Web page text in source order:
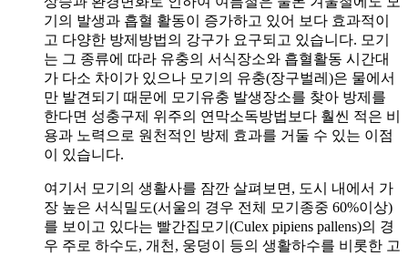
기의 발생과 흡혈 활동이 증가하고 있어 보다 효과적이
고 다양한 방제방법의 강구가 요구되고 있습니다. 모기
는 그 종류에 따라 유충의 서식장소와 흡혈활동 시간대
가 다소 차이가 있으나 모기의 유충(장구벌레)은 물에서
만 발견되기 때문에 모기유충 발생장소를 찾아 방제를
한다면 성충구제 위주의 연막소독방법보다 훨씬 적은 비
용과 노력으로 원천적인 방제 효과를 거둘 수 있는 이점
이 있습니다.
여기서 모기의 생활사를 잠깐 살펴보면, 도시 내에서 가
장 높은 서식밀도(서울의 경우 전체 모기종중 60%이상)
를 보이고 있다는 빨간집모기(Culex pipiens pallens)의 경
우 주로 하수도, 개천, 웅덩이 등의 생활하수를 비롯한 고